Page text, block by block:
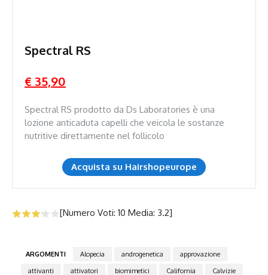
Spectral RS
€ 35,90
Spectral RS prodotto da Ds Laboratories è una
lozione anticaduta capelli che veicola le sostanze
nutritive direttamente nel follicolo
Acquista su Hairshopeurope
[Numero Voti: 10 Media: 3.2]
ARGOMENTI Alopecia androgenetica
approvazione
attivanti
attivatori biomimetici California
Calvizie